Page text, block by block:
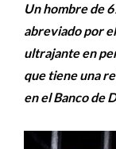
Un hombre de
abreviado por
ultrajante en
que tiene una
en el Banco de